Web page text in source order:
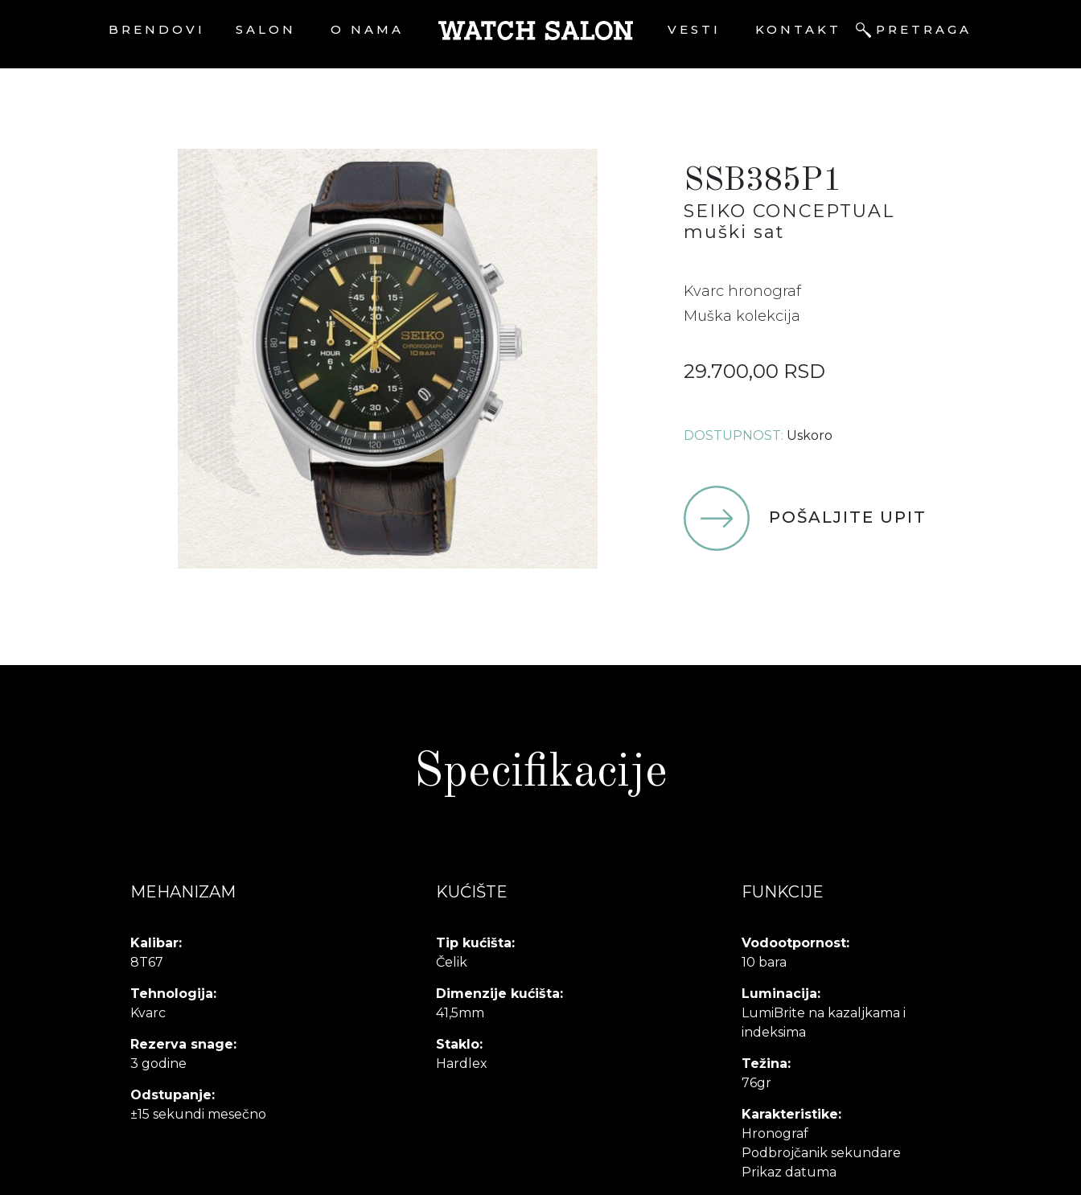
BRENDOVI SALON O NAMA VESTI KONTAKT PRETRAGA
SSB385P1
SEIKO CONCEPTUAL
muški sat
Kvarc hronograf
Muška kolekcija
29.700,00 RSD
DOSTUPNOST: Uskoro
POŠALJITE UPIT
Specifikacije
MEHANIZAM
Kalibar:
8T67
Tehnologija:
Kvarc
Rezerva snage:
3 godine
Odstupanje:
±15 sekundi mesečno
KUĆIŠTE
Tip kućišta:
Čelik
Dimenzije kućišta:
41,5mm
Staklo:
Hardlex
FUNKCIJE
Vodootpornost:
10 bara
Luminacija:
LumiBrite na kazaljkama i
indeksima
Težina:
76gr
Karakteristike:
Hronograf
Podbrojčanik sekundare
Prikaz datuma